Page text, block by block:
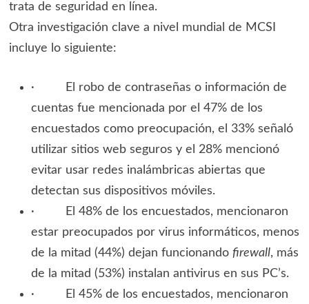
trata de seguridad en línea.
Otra investigación clave a nivel mundial de MCSI
incluye lo siguiente:
· El robo de contraseñas o información de
cuentas fue mencionada por el 47% de los
encuestados como preocupación, el 33% señaló
utilizar sitios web seguros y el 28% mencionó
evitar usar redes inalámbricas abiertas que
detectan sus dispositivos móviles.
· El 48% de los encuestados, mencionaron
estar preocupados por virus informáticos, menos
de la mitad (44%) dejan funcionando firewall, más
de la mitad (53%) instalan antivirus en sus PC’s.
· El 45% de los encuestados, mencionaron